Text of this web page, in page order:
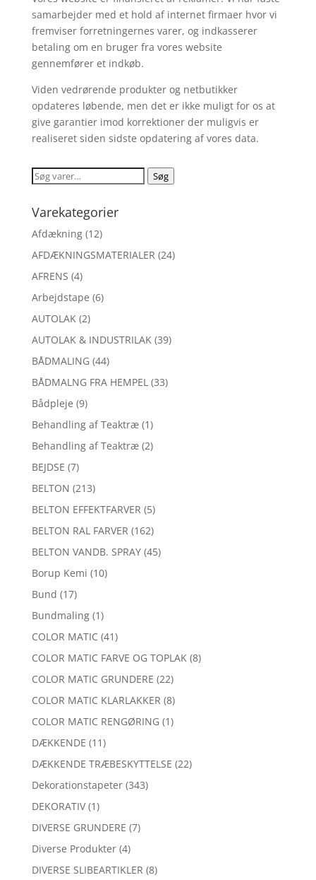
samarbejder med et hold af internet firmaer hvor vi
fremviser forretningernes varer, og indkasserer
betaling om en bruger fra vores website
gennemfører et indkøb.
Viden vedrørende produkter og netbutikker
opdateres løbende, men det er ikke muligt for os at
give garantier imod korrektioner der muligvis er
realiseret siden sidste opdatering af vores data.
Søg
Søg
Varekategorier
Afdækning (12)
AFDÆKNINGSMATERIALER (24)
AFRENS (4)
Arbejdstape (6)
AUTOLAK (2)
AUTOLAK & INDUSTRILAK (39)
BÅDMALING (44)
BÅDMALNG FRA HEMPEL (33)
Bådpleje (9)
Behandling af Teaktræ (1)
Behandling af Teaktræ (2)
BEJDSE (7)
BELTON (213)
BELTON EFFEKTFARVER (5)
BELTON RAL FARVER (162)
BELTON VANDB. SPRAY (45)
Borup Kemi (10)
Bund (17)
Bundmaling (1)
COLOR MATIC (41)
COLOR MATIC FARVE OG TOPLAK (8)
COLOR MATIC GRUNDERE (22)
COLOR MATIC KLARLAKKER (8)
COLOR MATIC RENGØRING (1)
DÆKKENDE (11)
DÆKKENDE TRÆBESKYTTELSE (22)
Dekorationstapeter (343)
DEKORATIV (1)
DIVERSE GRUNDERE (7)
Diverse Produkter (4)
DIVERSE SLIBEARTIKLER (8)